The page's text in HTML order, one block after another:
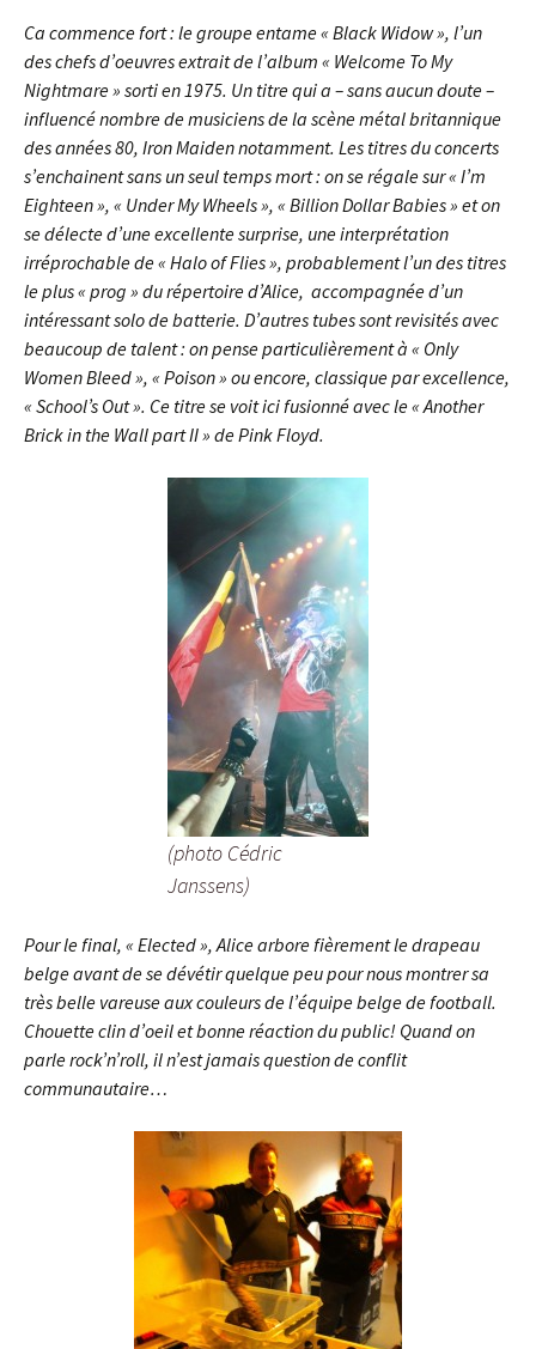
Ca commence fort : le groupe entame « Black Widow », l’un
des chefs d’oeuvres extrait de l’album « Welcome To My
Nightmare » sorti en 1975. Un titre qui a – sans aucun doute –
influencé nombre de musiciens de la scène métal britannique
des années 80, Iron Maiden notamment. Les titres du concerts
s’enchainent sans un seul temps mort : on se régale sur « I’m
Eighteen », « Under My Wheels », « Billion Dollar Babies » et on
se délecte d’une excellente surprise, une interprétation
irréprochable de « Halo of Flies », probablement l’un des titres
le plus « prog » du répertoire d’Alice, accompagnée d’un
intéressant solo de batterie. D’autres tubes sont revisités avec
beaucoup de talent : on pense particulièrement à « Only
Women Bleed », « Poison » ou encore, classique par excellence,
« School’s Out ». Ce titre se voit ici fusionné avec le « Another
Brick in the Wall part II » de Pink Floyd.
(photo Cédric
Janssens)
Pour le final, « Elected », Alice arbore fièrement le drapeau
belge avant de se dévétir quelque peu pour nous montrer sa
très belle vareuse aux couleurs de l’équipe belge de football.
Chouette clin d’oeil et bonne réaction du public! Quand on
parle rock’n’roll, il n’est jamais question de conflit
communautaire…